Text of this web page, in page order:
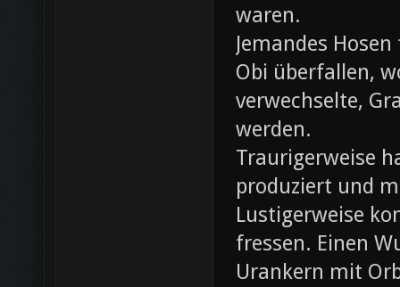
waren.
Jemandes
Obi überfallen,
verwechselte,
werden.
Traurigerweise
produziert und
Lustigerweise
fressen. Einen
Urankern mit